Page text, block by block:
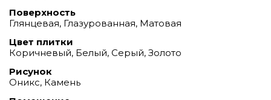
Поверхность
Глянцевая, Глазурованная, Матовая
Цвет плитки
Коричневый, Белый, Серый, Золото
Рисунок
Оникс, Камень